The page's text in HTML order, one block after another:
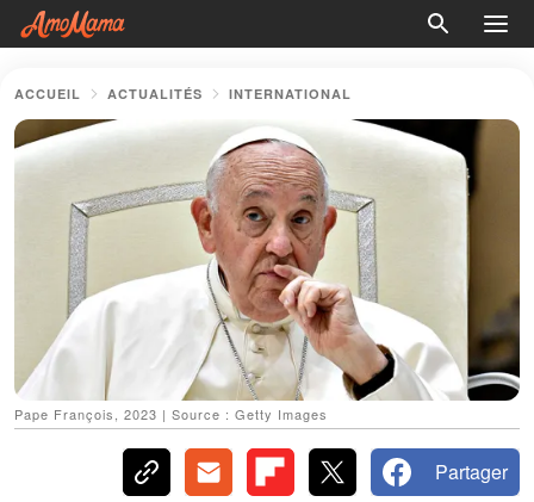
ACCUEIL ACTUALITÉS INTERNATIONAL
Pape François, 2023 | Source : Getty Images
Partager